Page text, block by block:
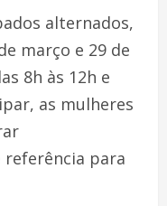
alternados,
março e 29 de
8h às 12h e
as mulheres
referência para